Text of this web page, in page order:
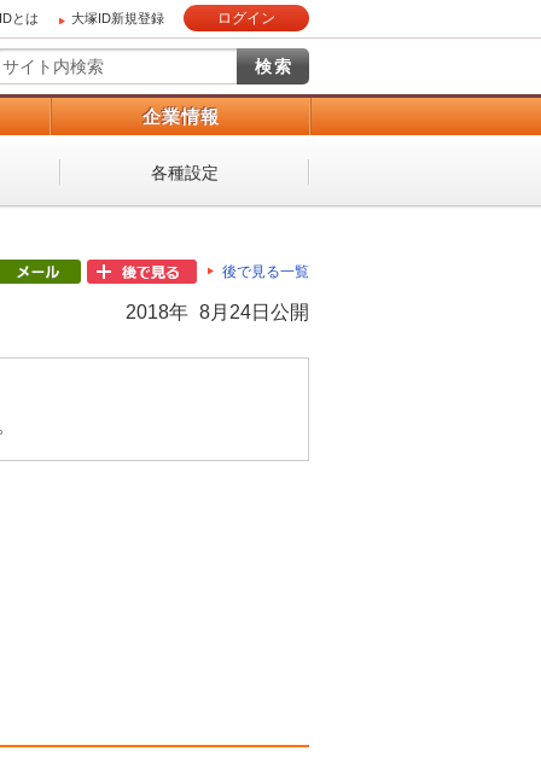
とは 大塚ID新規登録 ログイン
企業情報
各種設定
後で見る一覧
2018年 8月24日公開